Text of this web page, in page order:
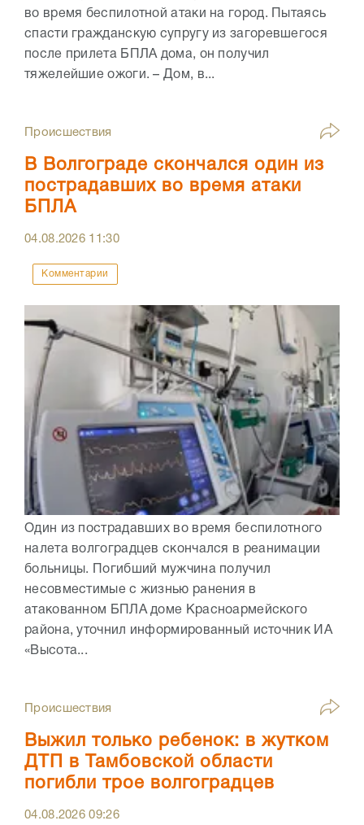
во время беспилотной атаки на город. Пытаясь
спасти гражданскую супругу из загоревшегося
после прилета БПЛА дома, он получил
тяжелейшие ожоги. – Дом, в...
Происшествия
В Волгограде скончался один из
пострадавших во время атаки
БПЛА
04.08.2026 11:30
Комментарии
Один из пострадавших во время беспилотного
налета волгоградцев скончался в реанимации
больницы. Погибший мужчина получил
несовместимые с жизнью ранения в
атакованном БПЛА доме Красноармейского
района, уточнил информированный источник ИА
«Высота...
Происшествия
Выжил только ребенок: в жутком
ДТП в Тамбовской области
погибли трое волгоградцев
04.08.202609:26